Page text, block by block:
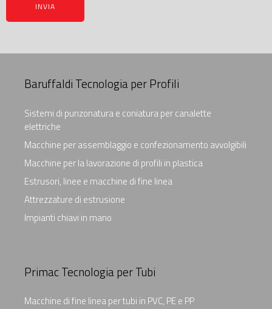
INVIA
Baruffaldi Tecnologia per Profili
Sistemi di punzonatura e coniatura per canalette
elettriche
Macchine per assemblaggio e confezionamento avvolgibili
Macchine per la lavorazione di profili in plastica
Estrusori, linee e macchine di fine linea
Attrezzature di estrusione
Impianti chiavi in mano
Primac Tecnologia per Tubi
Macchine di fine linea per tubi in PVC, PE e PP